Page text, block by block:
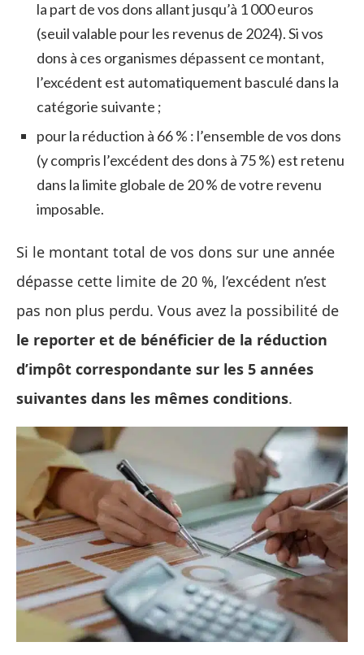
la part de vos dons allant jusqu’à 1 000 euros
(seuil valable pour les revenus de 2024). Si vos
dons à ces organismes dépassent ce montant,
l’excédent est automatiquement basculé dans la
catégorie suivante ;
pour la réduction à 66 % : l’ensemble de vos dons
(y compris l’excédent des dons à 75 %) est retenu
dans la limite globale de 20 % de votre revenu
imposable.
Si le montant total de vos dons sur une année
dépasse cette limite de 20 %, l’excédent n’est
pas non plus perdu. Vous avez la possibilité de
le reporter et de bénéficier de la réduction
d’impôt correspondante sur les 5 années
suivantes dans les mêmes conditions.